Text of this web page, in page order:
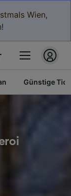
Wien,
Günstige